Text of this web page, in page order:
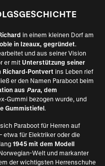
in einem kleinen Dorf am
in Izeaux, gegründet.
und aus seiner Vision
er mit Unterstützung seiner
Richard‑Pontvert ins Leben rief
er den Namen Paraboot beim
aus Para, dem
bezogen wurde, und
Gummistiefel.
Paraboot für Herren auf
etwa für Elektriker oder die
1945 mit dem Modell
Welt und markanter
der wichtigsten Herrenschuhe